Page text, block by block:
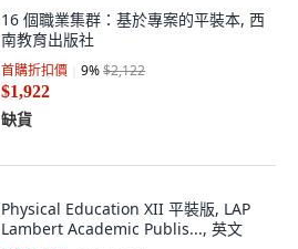
16 個職業集群：基於專案的平裝本, 西
南教育出版社
首購折扣價 9%$2,122
$1,922
缺貨
Physical Education XII 平裝版, LAP
Lambert Academic Publis..., 英文